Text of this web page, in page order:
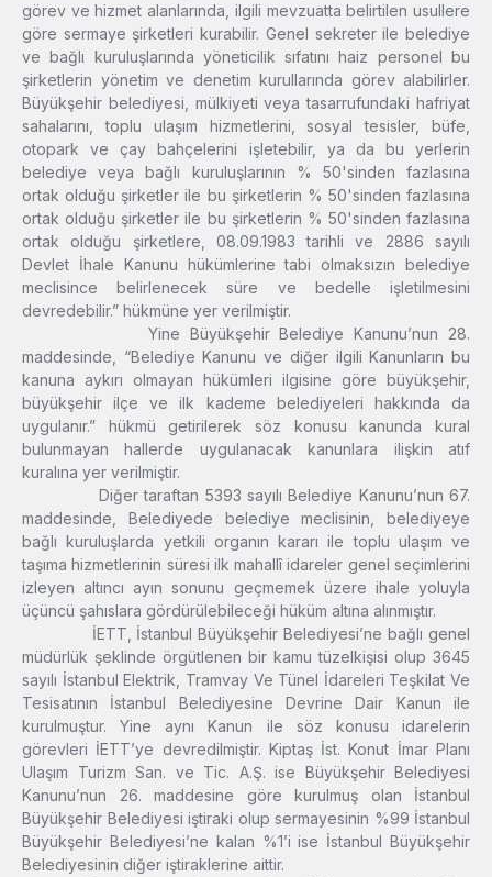
görev ve hizmet alanlarında, ilgili mevzuatta belirtilen usullere
göre sermaye şirketleri kurabilir. Genel sekreter ile belediye
ve bağlı kuruluşlarında yöneticilik sıfatını haiz personel bu
şirketlerin yönetim ve denetim kurullarında görev alabilirler.
Büyükşehir belediyesi, mülkiyeti veya tasarrufundaki hafriyat
sahalarını, toplu ulaşım hizmetlerini, sosyal tesisler, büfe,
otopark ve çay bahçelerini işletebilir, ya da bu yerlerin
belediye veya bağlı kuruluşlarının % 50'sinden fazlasına
ortak olduğu şirketler ile bu şirketlerin % 50'sinden fazlasına
ortak olduğu şirketler ile bu şirketlerin % 50'sinden fazlasına
ortak olduğu şirketlere, 08.09.1983 tarihli ve 2886 sayılı
Devlet İhale Kanunu hükümlerine tabi olmaksızın belediye
meclisince belirlenecek süre ve bedelle işletilmesini
devredebilir.” hükmüne yer verilmiştir.
Yine Büyükşehir Belediye Kanunu’nun 28.
maddesinde, “Belediye Kanunu ve diğer ilgili Kanunların bu
kanuna aykırı olmayan hükümleri ilgisine göre büyükşehir,
büyükşehir ilçe ve ilk kademe belediyeleri hakkında da
uygulanır.” hükmü getirilerek söz konusu kanunda kural
bulunmayan hallerde uygulanacak kanunlara ilişkin atıf
kuralına yer verilmiştir.
Diğer taraftan 5393 sayılı Belediye Kanunu’nun 67.
maddesinde, Belediyede belediye meclisinin, belediyeye
bağlı kuruluşlarda yetkili organın kararı ile toplu ulaşım ve
taşıma hizmetlerinin süresi ilk mahallî idareler genel seçimlerini
izleyen altıncı ayın sonunu geçmemek üzere ihale yoluyla
üçüncü şahıslara gördürülebileceği hüküm altına alınmıştır.
İETT, İstanbul Büyükşehir Belediyesi’ne bağlı genel
müdürlük şeklinde örgütlenen bir kamu tüzelkişisi olup 3645
sayılı İstanbul Elektrik, Tramvay Ve Tünel İdareleri Teşkilat Ve
Tesisatının İstanbul Belediyesine Devrine Dair Kanun ile
kurulmuştur. Yine aynı Kanun ile söz konusu idarelerin
görevleri İETT’ye devredilmiştir. Kiptaş İst. Konut İmar Planı
Ulaşım Turizm San. ve Tic. A.Ş. ise Büyükşehir Belediyesi
Kanunu’nun 26. maddesine göre kurulmuş olan İstanbul
Büyükşehir Belediyesi iştiraki olup sermayesinin %99 İstanbul
Büyükşehir Belediyesi’ne kalan %1’i ise İstanbul Büyükşehir
Belediyesinin diğer iştiraklerine aittir.